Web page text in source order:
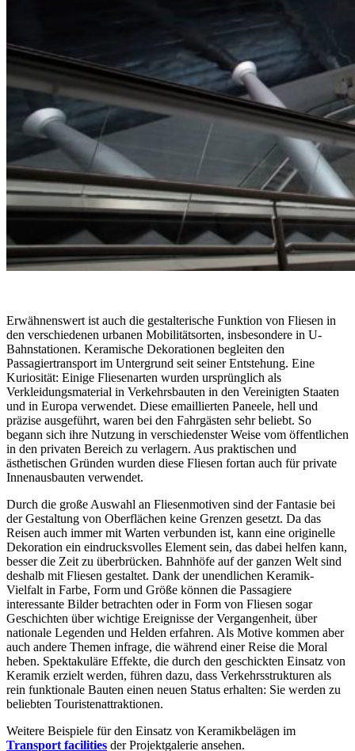
Erwähnenswert ist auch die gestalterische Funktion von Fliesen in
den verschiedenen urbanen Mobilitätsorten, insbesondere in U-
Bahnstationen. Keramische Dekorationen begleiten den
Passagiertransport im Untergrund seit seiner Entstehung. Eine
Kuriosität: Einige Fliesenarten wurden ursprünglich als
Verkleidungsmaterial in Verkehrsbauten in den Vereinigten Staaten
und in Europa verwendet. Diese emaillierten Paneele, hell und
präzise ausgeführt, waren bei den Fahrgästen sehr beliebt. So
begann sich ihre Nutzung in verschiedenster Weise vom öffentlichen
in den privaten Bereich zu verlagern. Aus praktischen und
ästhetischen Gründen wurden diese Fliesen fortan auch für private
Innenausbauten verwendet.
Durch die große Auswahl an Fliesenmotiven sind der Fantasie bei
der Gestaltung von Oberflächen keine Grenzen gesetzt. Da das
Reisen auch immer mit Warten verbunden ist, kann eine originelle
Dekoration ein eindrucksvolles Element sein, das dabei helfen kann,
besser die Zeit zu überbrücken. Bahnhöfe auf der ganzen Welt sind
deshalb mit Fliesen gestaltet. Dank der unendlichen Keramik-
Vielfalt in Farbe, Form und Größe können die Passagiere
interessante Bilder betrachten oder in Form von Fliesen sogar
Geschichten über wichtige Ereignisse der Vergangenheit, über
nationale Legenden und Helden erfahren. Als Motive kommen aber
auch andere Themen infrage, die während einer Reise die Moral
heben. Spektakuläre Effekte, die durch den geschickten Einsatz von
Keramik erzielt werden, führen dazu, dass Verkehrsstrukturen als
rein funktionale Bauten einen neuen Status erhalten: Sie werden zu
beliebten Touristenattraktionen.
Weitere Beispiele für den Einsatz von Keramikbelägen im
Transport facilities der Projektgalerie ansehen.